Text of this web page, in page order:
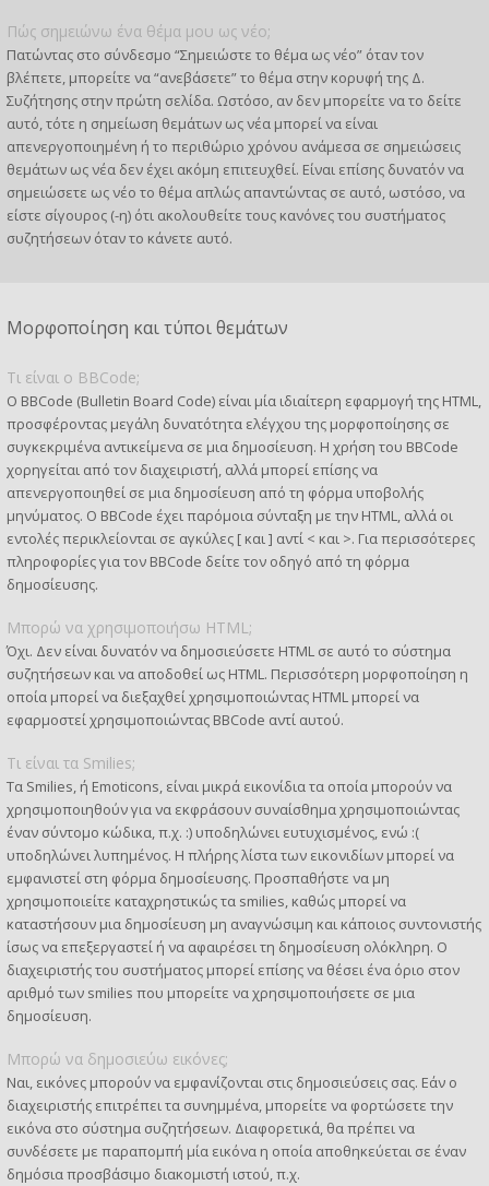
Πώς σημειώνω ένα θέμα μου ως νέο;
Πατώντας στο σύνδεσμο “Σημειώστε το θέμα ως νέο” όταν τον
βλέπετε, μπορείτε να “ανεβάσετε” το θέμα στην κορυφή της Δ.
Συζήτησης στην πρώτη σελίδα. Ωστόσο, αν δεν μπορείτε να το δείτε
αυτό, τότε η σημείωση θεμάτων ως νέα μπορεί να είναι
απενεργοποιημένη ή το περιθώριο χρόνου ανάμεσα σε σημειώσεις
θεμάτων ως νέα δεν έχει ακόμη επιτευχθεί. Είναι επίσης δυνατόν να
σημειώσετε ως νέο το θέμα απλώς απαντώντας σε αυτό, ωστόσο, να
είστε σίγουρος (-η) ότι ακολουθείτε τους κανόνες του συστήματος
συζητήσεων όταν το κάνετε αυτό.
Μορφοποίηση και τύποι θεμάτων
Τι είναι ο BBCode;
Ο BBCode (Bulletin Board Code) είναι μία ιδιαίτερη εφαρμογή της HTML,
προσφέροντας μεγάλη δυνατότητα ελέγχου της μορφοποίησης σε
συγκεκριμένα αντικείμενα σε μια δημοσίευση. Η χρήση του BBCode
χορηγείται από τον διαχειριστή, αλλά μπορεί επίσης να
απενεργοποιηθεί σε μια δημοσίευση από τη φόρμα υποβολής
μηνύματος. Ο BBCode έχει παρόμοια σύνταξη με την HTML, αλλά οι
εντολές περικλείονται σε αγκύλες [ και ] αντί < και >. Για περισσότερες
πληροφορίες για τον BBCode δείτε τον οδηγό από τη φόρμα
δημοσίευσης.
Μπορώ να χρησιμοποιήσω HTML;
Όχι. Δεν είναι δυνατόν να δημοσιεύσετε HTML σε αυτό το σύστημα
συζητήσεων και να αποδοθεί ως HTML. Περισσότερη μορφοποίηση η
οποία μπορεί να διεξαχθεί χρησιμοποιώντας HTML μπορεί να
εφαρμοστεί χρησιμοποιώντας BBCode αντί αυτού.
Τι είναι τα Smilies;
Τα Smilies, ή Emoticons, είναι μικρά εικονίδια τα οποία μπορούν να
χρησιμοποιηθούν για να εκφράσουν συναίσθημα χρησιμοποιώντας
έναν σύντομο κώδικα, π.χ. :) υποδηλώνει ευτυχισμένος, ενώ :(
υποδηλώνει λυπημένος. Η πλήρης λίστα των εικονιδίων μπορεί να
εμφανιστεί στη φόρμα δημοσίευσης. Προσπαθήστε να μη
χρησιμοποιείτε καταχρηστικώς τα smilies, καθώς μπορεί να
καταστήσουν μια δημοσίευση μη αναγνώσιμη και κάποιος συντονιστής
ίσως να επεξεργαστεί ή να αφαιρέσει τη δημοσίευση ολόκληρη. Ο
διαχειριστής του συστήματος μπορεί επίσης να θέσει ένα όριο στον
αριθμό των smilies που μπορείτε να χρησιμοποιήσετε σε μια
δημοσίευση.
Μπορώ να δημοσιεύω εικόνες;
Ναι, εικόνες μπορούν να εμφανίζονται στις δημοσιεύσεις σας. Εάν ο
διαχειριστής επιτρέπει τα συνημμένα, μπορείτε να φορτώσετε την
εικόνα στο σύστημα συζητήσεων. Διαφορετικά, θα πρέπει να
συνδέσετε με παραπομπή μία εικόνα η οποία αποθηκεύεται σε έναν
δημόσια προσβάσιμο διακομιστή ιστού, π.χ.